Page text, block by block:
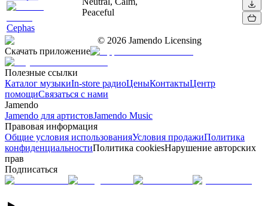
Cephas
Peaceful
© 2026 Jamendo Licensing
Скачать приложение
Полезные ссылки
Каталог музыкиIn-store радиоЦеныКонтактыЦентр
помощиСвязаться с нами
Jamendo
Jamendo для артистовJamendo Music
Правовая информация
Общие условия использованияУсловия продажиПолитика
конфиденциальностиПолитика cookiesНарушение авторских
прав
Подписаться